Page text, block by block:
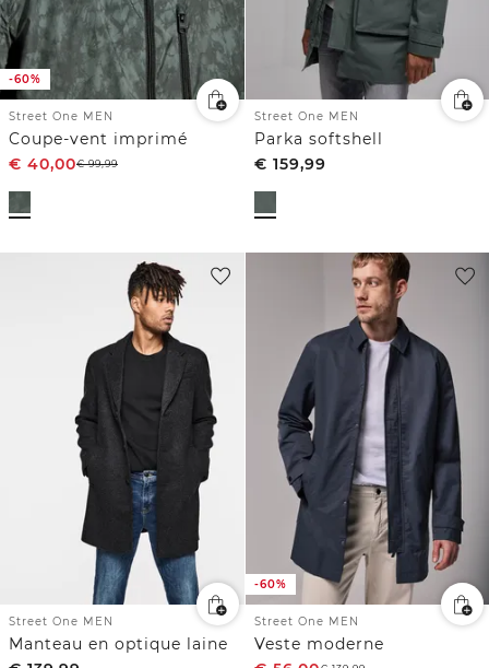
-60%
Street One MEN
Coupe-vent imprimé
€ 40,00€99,99
Street One MEN
Parka softshell
€ 159,99
Street One MEN
Manteau en optique laine
-60%
Street One MEN
Veste moderne